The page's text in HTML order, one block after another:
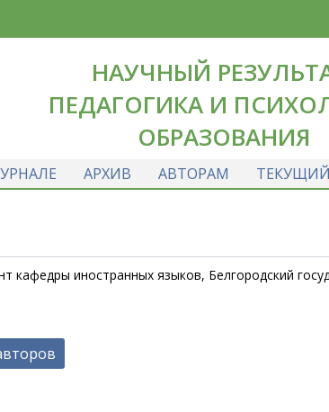
НАУЧНЫЙ
ПЕДАГОГИКА И
ОБРАЗОВАНИЯ
АРХИВ АВТОРАМ
кафедры иностранных языков, Белгородский